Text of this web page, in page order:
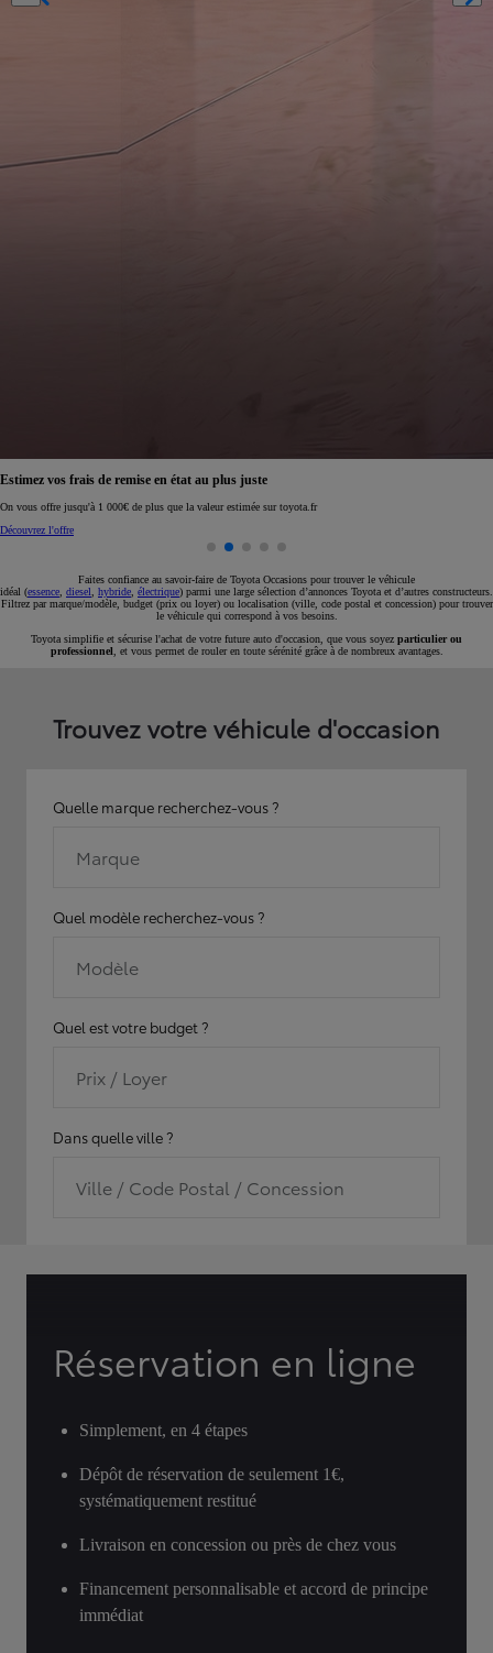
Réservez en ligne votre occasion pour 1€ seulement
Réservez en ligne
Faites confiance au savoir-faire de Toyota Occasions pour trouver le véhicule
idéal (essence diesel hybride électrique) parmi une large sélection d’annonces Toyota et d’autres constructeurs.
Filtrez par marque/modèle, budget (prix ou loyer) ou localisation (ville, code postal et concession) pour trouver
le véhicule qui correspond à vos besoins.
Toyota simplifie et sécurise l'achat de votre future auto d'occasion, que vous soyez particulier ou
professionnel , et vous permet de rouler en toute sérénité grâce à de nombreux avantages.
Trouvez votre véhicule d'occasion
Quelle marque recherchez-vous ?
Marque
Quel modèle recherchez-vous ?
Modèle
Quel est votre budget ?
Prix / Loyer
Dans quelle ville ?
Ville / Code Postal / Concession
Réservation en ligne
Simplement, en 4 étapes
Dépôt de réservation de seulement 1€,
systématiquement restitué
Livraison en concession ou près de chez vous
Financement personnalisable et accord de principe
immédiat